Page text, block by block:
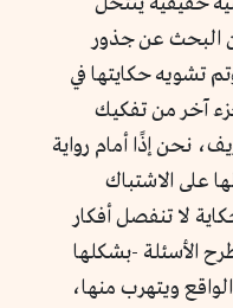
البحث عن جذور
تشويه حكايتها في
جزء آخر من تفكيك
نحن إذًا أمام رواية
على الاشتباك
لا تنفصل أفكار
الأسئلة -بشكلها
الواقع ويتهرب منها،